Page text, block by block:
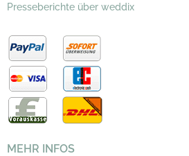
Presseberichte über weddix
MEHR INFOS